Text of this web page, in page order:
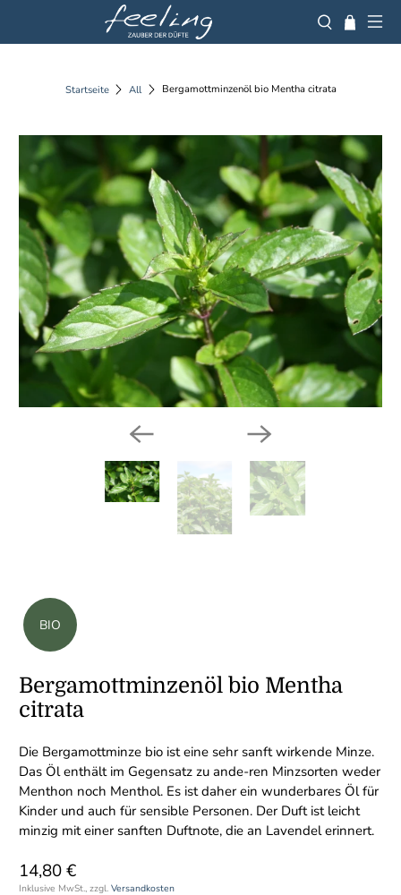
Startseite All Bergamottminzenöl bio Mentha citrata
BIO
Bergamottminzenöl bio Mentha
citrata
Die Bergamottminze bio ist eine sehr sanft wirkende Minze.
Das Öl enthält im Gegensatz zu ande-ren Minzsorten weder
Menthon noch Menthol. Es ist daher ein wunderbares Öl für
Kinder und auch für sensible Personen. Der Duft ist leicht
minzig mit einer sanften Duftnote, die an Lavendel erinnert.
14,80 €
Inklusive MwSt., zzgl.Versandkosten